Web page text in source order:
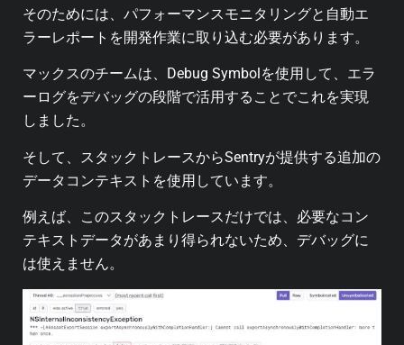
そのためには、パフォーマンスモニタリングと自動エ
ラーレポートを開発作業に取り込む必要があります。
マックスのチームは、Debug Symbolを使用して、エラ
ーログをデバッグの段階で活用することでこれを実現
しました。
そして、スタックトレースからSentryが提供する追加の
データコンテキストを使用しています。
例えば、このスタックトレースだけでは、必要なコン
テキストデータがあまり得られないため、デバッグに
は使えません。